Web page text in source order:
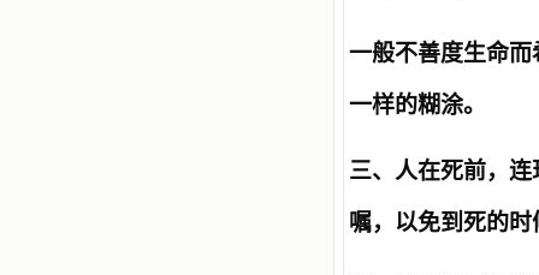
一般不善度生命
一样的糊涂。
三、人在死前，
嘱，以免到死的